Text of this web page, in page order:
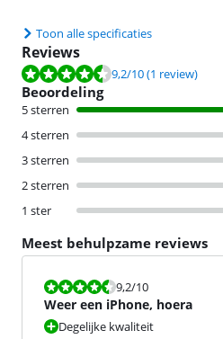
Toon alle specificaties
Reviews
Beoordeling is 9,2 van de 10, gebaseerd op
9,2/10(1 review)
Beoordeling
5 sterren
4 sterren
3 sterren
2 sterren
1 ster
Meest behulpzame reviews
Beoordeling is 9,2 van de 10.
9,2/10
Weer een iPhone, hoera
Degelijke kwaliteit